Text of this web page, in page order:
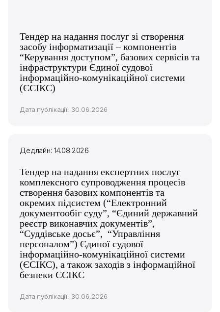
Тендер на надання послуг зі створення
засобу інформатизації – компонентів
“Керування доступом”, базових сервісів та
інфраструктури Єдиної судової
інформаційно-комунікаційної системи
(ЄСІКС)
Дата публікації: 30.06.2026
Дедлайн: 14.08.2026
Тендер на надання експертних послуг
комплексного супроводження процесів
створення базових компонентів та
окремих підсистем (“Електронний
документообіг суду”, “Єдиний державний
реєстр виконавчих документів”,
“Суддівське досьє”, “Управління
персоналом”) Єдиної судової
інформаційно-комунікаційної системи
(ЄСІКС), а також заходів з інформаційної
безпеки ЄСІКС
Дата публікації: 30.06.2026